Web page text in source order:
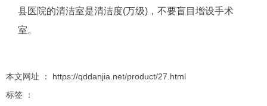
县医院的清洁室是清洁度(万级)，不要盲目增设手术
室。
本文网址 ： https://qddanjia.net/product/27.html
标签 ：